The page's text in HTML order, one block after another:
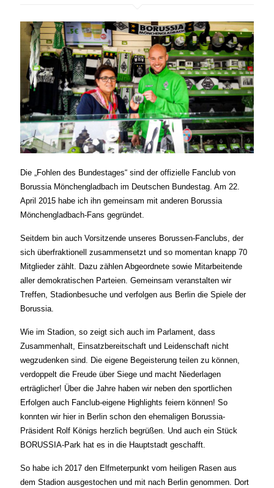
Die „Fohlen des Bundestages“ sind der offizielle Fanclub von
Borussia Mönchengladbach im Deutschen Bundestag. Am 22.
April 2015 habe ich ihn gemeinsam mit anderen Borussia
Mönchengladbach-Fans gegründet.
Seitdem bin auch Vorsitzende unseres Borussen-Fanclubs, der
sich überfraktionell zusammensetzt und so momentan knapp 70
Mitglieder zählt. Dazu zählen Abgeordnete sowie Mitarbeitende
aller demokratischen Parteien. Gemeinsam veranstalten wir
Treffen, Stadionbesuche und verfolgen aus Berlin die Spiele der
Borussia.
Wie im Stadion, so zeigt sich auch im Parlament, dass
Zusammenhalt, Einsatzbereitschaft und Leidenschaft nicht
wegzudenken sind. Die eigene Begeisterung teilen zu können,
verdoppelt die Freude über Siege und macht Niederlagen
erträglicher! Über die Jahre haben wir neben den sportlichen
Erfolgen auch Fanclub-eigene Highlights feiern können! So
konnten wir hier in Berlin schon den ehemaligen Borussia-
Präsident Rolf Königs herzlich begrüßen. Und auch ein Stück
BORUSSIA-Park hat es in die Hauptstadt geschafft.
So habe ich 2017 den Elfmeterpunkt vom heiligen Rasen aus
dem Stadion ausgestochen und mit nach Berlin genommen. Dort